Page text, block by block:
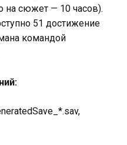
на сюжет — 10 часов).
51 достижение
командой